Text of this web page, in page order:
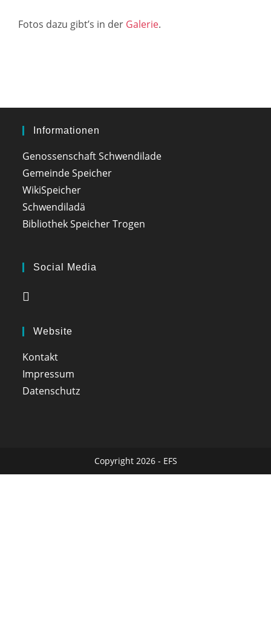
Fotos dazu gibt’s in der Galerie.
Informationen
Genossenschaft Schwendilade
Gemeinde Speicher
WikiSpeicher
Schwendiladä
Bibliothek Speicher Trogen
Social Media
Website
Kontakt
Impressum
Datenschutz
Copyright 2026 - EFS